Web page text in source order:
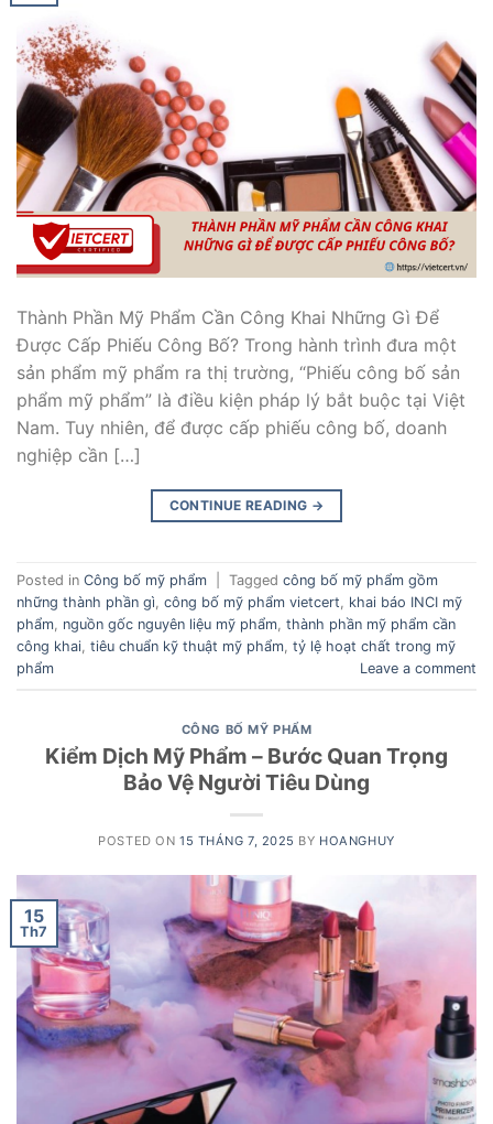
Thành Phần Mỹ Phẩm Cần Công Khai Những Gì Để
Được Cấp Phiếu Công Bố? Trong hành trình đưa một
sản phẩm mỹ phẩm ra thị trường, “Phiếu công bố sản
phẩm mỹ phẩm” là điều kiện pháp lý bắt buộc tại Việt
Nam. Tuy nhiên, để được cấp phiếu công bố, doanh
nghiệp cần […]
CONTINUE READING →
Posted in Công bố mỹ phẩm Tagged công bố mỹ phẩm gồm
những thành phần gì, công bố mỹ phẩm vietcert, khai báo INCI mỹ
phẩm, nguồn gốc nguyên liệu mỹ phẩm, thành phần mỹ phẩm cần
công khai, tiêu chuẩn kỹ thuật mỹ phẩm, tỷ lệ hoạt chất trong mỹ
phẩm
Leave a comment
CÔNG BỐ MỸ PHẨM
Kiểm Dịch Mỹ Phẩm – Bước Quan Trọng
Bảo Vệ Người Tiêu Dùng
POSTED ON 15 THÁNG 7, 2025 BY HOANGHUY
15
Th7